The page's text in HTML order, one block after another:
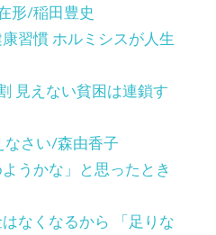
形/稲田豊史
康習慣 ホルミシスが人生
見えない貧困は連鎖す
さい/森由香子
うかな」と思ったとき
なくなるから 「足りな